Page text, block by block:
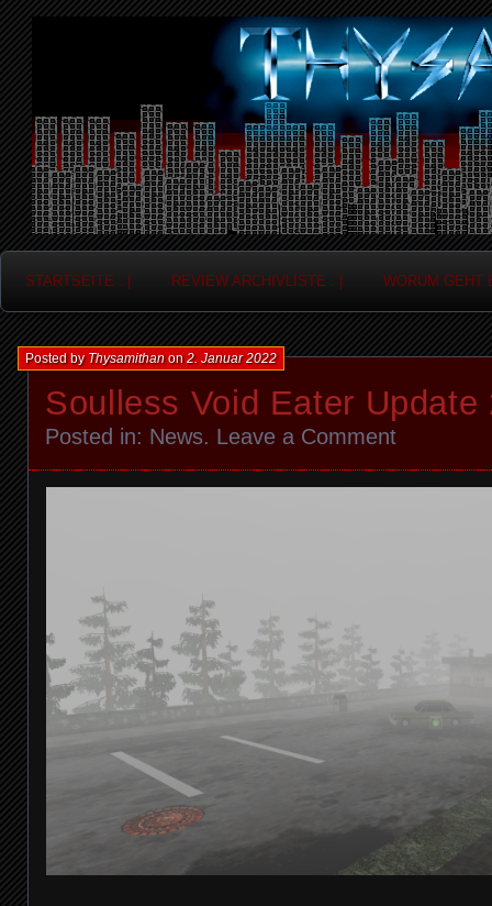
Thysamithan
STARTSEITE . | REVIEW ARCHIVLISTE . | WORUM GEHT
Soulless Void Eater Update
Posted byThysamithanon2. Januar 2022
Posted in: News. Leave a Comment